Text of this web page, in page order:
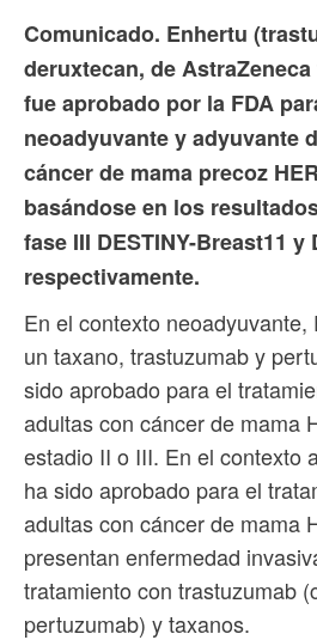
Comunicado. Enhertu
deruxtecan, de
fue aprobado por la FDA
neoadyuvante y adyuvante
cáncer de mama precoz
basándose en los
fase III DESTINY-Breast11 y
respectivamente.
En el contexto
un taxano, trastuzumab y
sido aprobado para el
adultas con cáncer de mama
estadio II o III. En el contexto
ha sido aprobado para el
adultas con cáncer de mama
presentan enfermedad
tratamiento con trastuzumab
pertuzumab) y taxanos.